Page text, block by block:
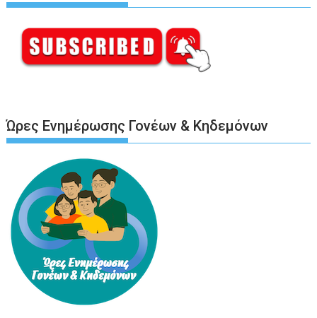
Ώρες Ενημέρωσης Γονέων & Κηδεμόνων